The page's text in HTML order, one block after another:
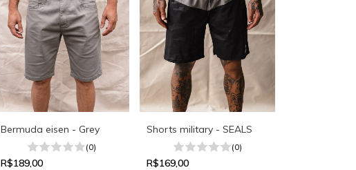
Bermuda eisen - Grey
(0)
R$189,00
Shorts military - SEALS
(0)
R$169,00